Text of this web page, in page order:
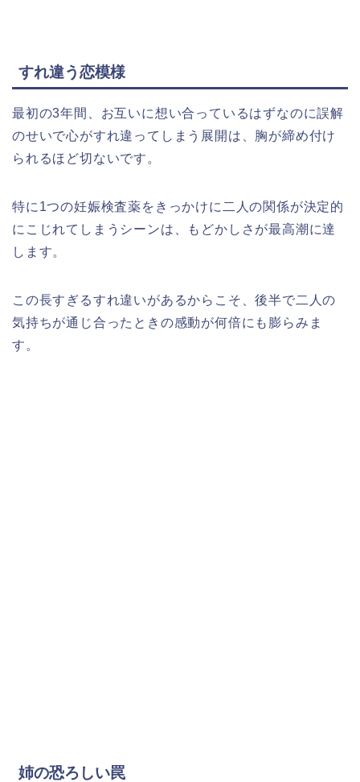
すれ違う恋模様
最初の3年間、お互いに想い合っているはずなのに誤解
のせいで心がすれ違ってしまう展開は、胸が締め付け
られるほど切ないです。
特に1つの妊娠検査薬をきっかけに二人の関係が決定的
にこじれてしまうシーンは、もどかしさが最高潮に達
します。
この長すぎるすれ違いがあるからこそ、後半で二人の
気持ちが通じ合ったときの感動が何倍にも膨らみま
す。
姉の恐ろしい罠